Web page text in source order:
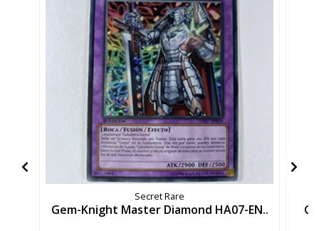
Secret Rare
Gem-Knight Master Diamond HA07-EN..